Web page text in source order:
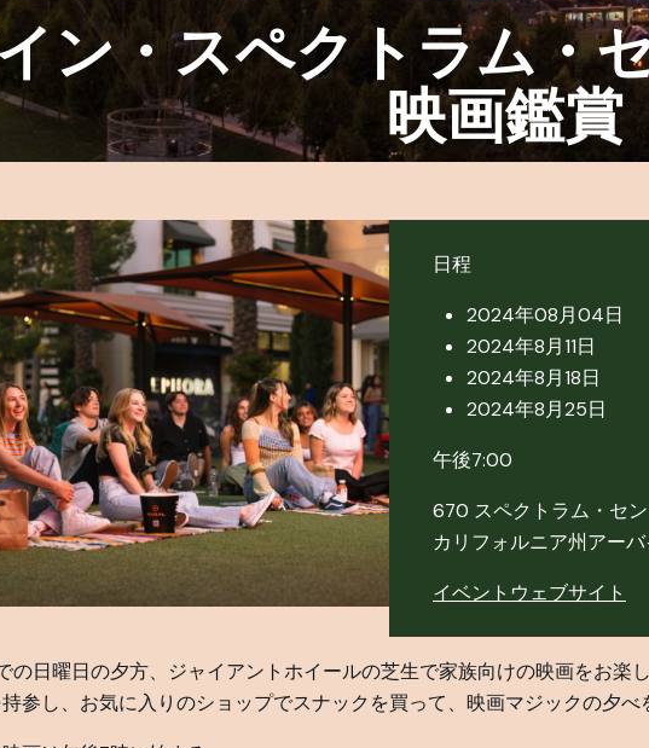
ン・スペクトラム・
映画鑑賞
日程
2024年08月04日
2024年8月11日
2024年8月18日
2024年8月25日
午後7:00
670 スペクトラム・セ
カリフォルニア州アーバ
イベントウェブサイト
の日曜日の夕方、ジャイアントホイールの芝生で家族向けの映画をお楽
参し、お気に入りのショップでスナックを買って、映画マジックの夕べ